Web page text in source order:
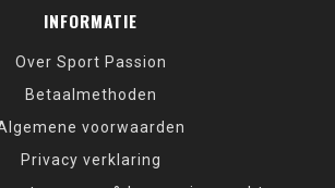
INFORMATIE
Over Sport Passion
Betaalmethoden
voorwaarden
Privacy verklaring